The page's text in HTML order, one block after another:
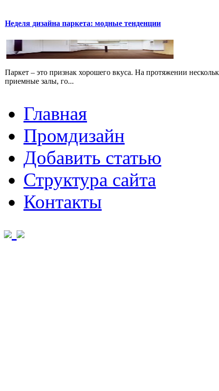
Неделя дизайна паркета: модные тенденции
Паркет – это признак хорошего вкуса. На протяжении
приемные залы, го...
Главная
Промдизайн
Добавить статью
Структура сайта
Контакты